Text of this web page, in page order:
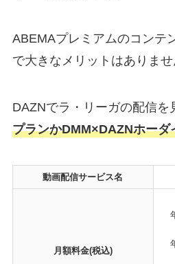
ABEMAプレミアムのコンテ
で大きなメリットはありませ
DAZNでラ・リーガの配信を
プランかDMM×DAZNホーダ
動画配信サービス名
月額料金(税込)